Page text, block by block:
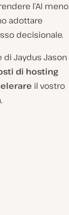
l’AI meno
adottare
decisionale.
di Jaydus Jason
di hosting
il vostro